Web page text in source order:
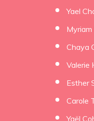
Yael
Myriam
Chaya
Valerie
Esther
Carole
Yaël